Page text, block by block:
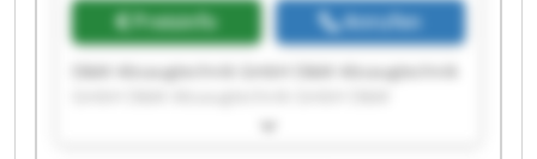
Preisinfo Anrufen
D&M Absaugtechnik GmbH D&M Absaugtechnik
Absaugtechnik GmbH D&M Absaugtechnik